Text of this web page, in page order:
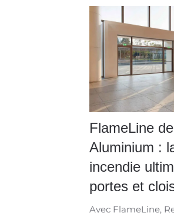
FlameLine
Aluminium :
incendie
portes et
Avec FlameLine,